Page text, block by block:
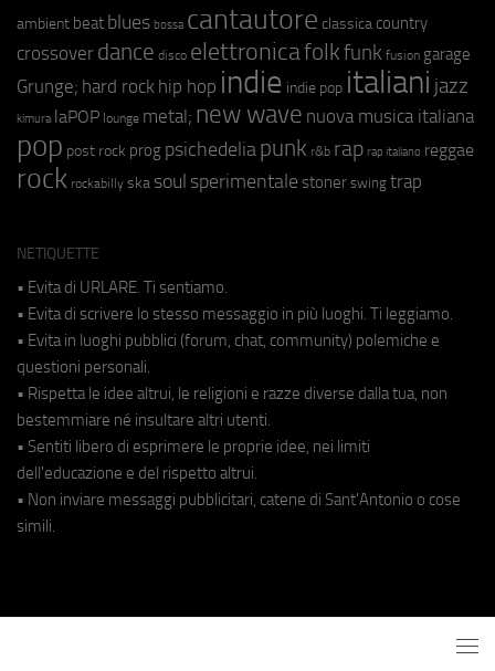
ambient beat blues bossa cantautore classica country
crossover dance disco elettronicafolkfunk fusion garage
Grunge; hard rock hip hop indie indie pop italiani jazz
kimura laPOP lounge metal; new wave nuova musica italiana
pop post rock prog psichedeliapunk r&b rap rap italiano reggae
rock rockabilly ska soul sperimentale stoner swing trap
NETIQUETTE
• Evita di URLARE. Ti sentiamo.
• Evita di scrivere lo stesso messaggio in più luoghi. Ti leggiamo.
• Evita in luoghi pubblici (forum, chat, community) polemiche e
questioni personali.
• Rispetta le idee altrui, le religioni e razze diverse dalla tua, non
bestemmiare né insultare altri utenti.
• Sentiti libero di esprimere le proprie idee, nei limiti
dell'educazione e del rispetto altrui.
• Non inviare messaggi pubblicitari, catene di Sant'Antonio o cose
simili.